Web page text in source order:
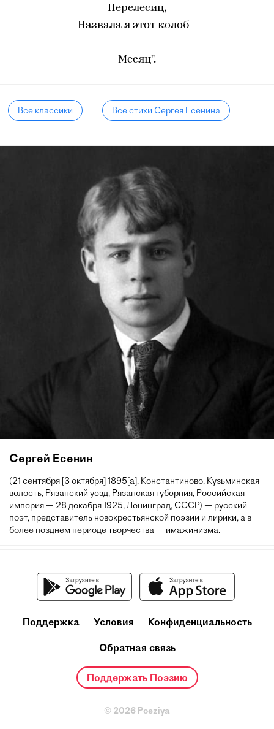
Перелесиц,
Назвала я этот колоб -
Месяц".
Все классики Все стихи Сергея Есенина
Сергей Есенин
(21 сентября [3 октября] 1895[a], Константиново, Кузьминская
волость, Рязанский уезд, Рязанская губерния, Российская
империя — 28 декабря 1925, Ленинград, СССР) — русский
поэт, представитель новокрестьянской поэзии и лирики, а в
более позднем периоде творчества — имажинизма.
Поддержка Условия Конфиденциальность
Обратная связь
Поддержать Поэзию
© 2026 Poeziya